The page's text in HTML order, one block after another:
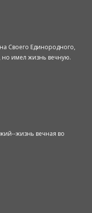
Своего Единородного,
но имел жизнь вечную.
жизнь вечная во